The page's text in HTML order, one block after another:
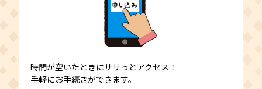
時間が空いたときにササっとアクセス！
手軽にお手続きができます。